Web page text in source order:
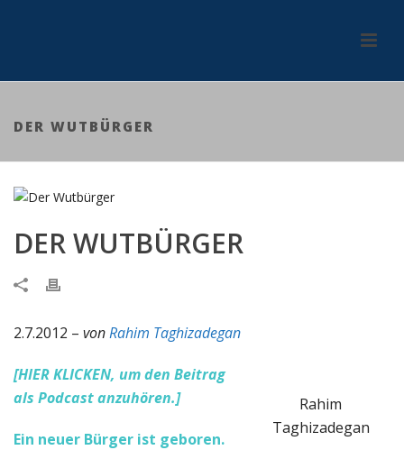
DER WUTBÜRGER
DER WUTBÜRGER
2.7.2012 – vonRahim Taghizadegan
Rahim
Taghizadegan
[HIER KLICKEN, um den Beitrag
als Podcast anzuhören.]
Ein neuer Bürger ist geboren.